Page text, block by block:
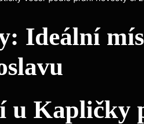
Ideální
u Kapličky